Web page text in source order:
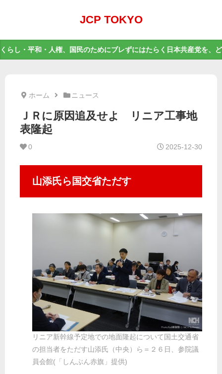
JCP TOKYO
くらし・平和・人権、国民のためにブレずにはたらく日本共産党を、
ホーム ニュース
ＪＲに原因追及せよ リニア工事地
表隆起
0 2025-12-30
山添氏ら国交省ただす
リニア新幹線予定地での地面隆起について国土交通省
の担当者をただす山添氏（中央）ら＝２６日、参院議
員会館(「しんぶん赤旗」提供)